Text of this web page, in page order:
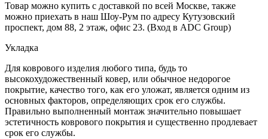
Товар можно купить с доставкой по всей Москве, также
можно приехать в наш Шоу-Рум по адресу Кутузовский
проспект, дом 88, 2 этаж, офис 23. (Вход в ADC Group)
Укладка
Для коврового изделия любого типа, будь то
высокохудожественный ковер, или обычное недорогое
покрытие, качество того, как его уложат, является одним из
основных факторов, определяющих срок его службы.
Правильно выполненный монтаж значительно повышает
эстетичность коврового покрытия и существенно продлевает
срок его службы.